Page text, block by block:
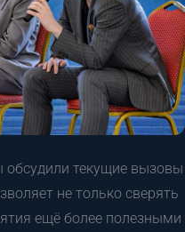
текущие вызовы
не только сверять
ещё более полезными